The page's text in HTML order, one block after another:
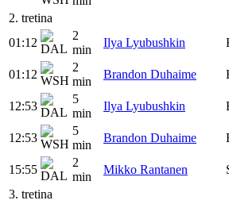
2. tretina
01:12
2
min
Ilya Lyubushkin
01:12
2
min
Brandon Duhaime
12:53
5
min
Ilya Lyubushkin
12:53
5
min
Brandon Duhaime
15:55
2
min
Mikko Rantanen
3. tretina